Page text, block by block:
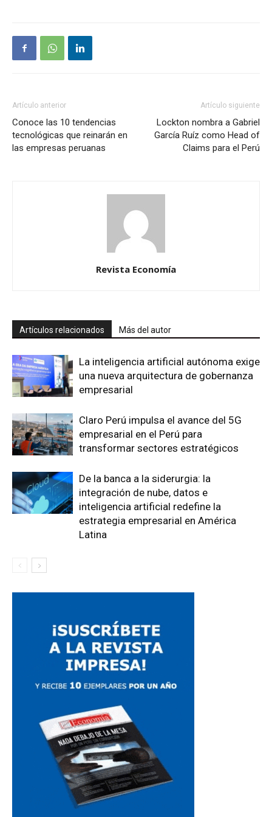
Artículo anterior
Conoce las 10 tendencias
tecnológicas que reinarán en
las empresas peruanas
Artículo siguiente
Lockton nombra a Gabriel
García Ruíz como Head of
Claims para el Perú
Revista Economía
Artículos relacionados Más del autor
La inteligencia artificial autónoma exige
una nueva arquitectura de gobernanza
empresarial
Claro Perú impulsa el avance del 5G
empresarial en el Perú para
transformar sectores estratégicos
De la banca a la siderurgia: la
integración de nube, datos e
inteligencia artificial redefine la
estrategia empresarial en América
Latina